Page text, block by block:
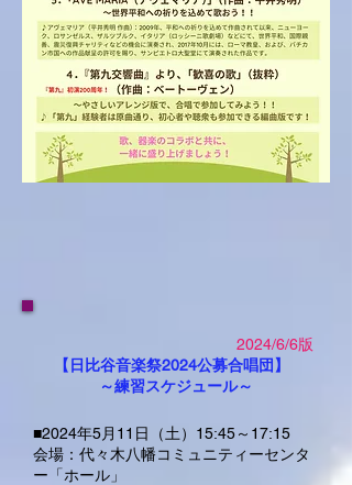
​2024/6/6版
【日比谷音楽祭2024公募合唱団】
～練習スケジュール～
■2024年5月11日（土）15:45～17:15
会場：代々木八幡コミュニティーセンタ
ー「ホール」